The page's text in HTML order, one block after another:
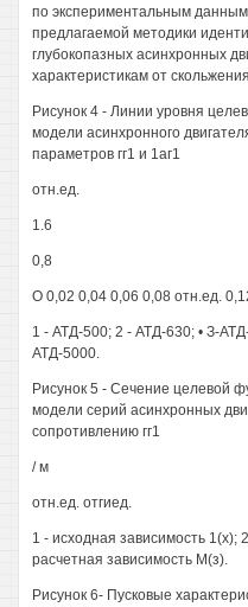
по экспериментальным
предлагаемой методики
глубокопазных асинхронных
характеристикам от
Рисунок 4 - Линии уровня
модели асинхронного
параметров гг1 и 1аг1
отн.ед.
1.6
0,8
О 0,02 0,04 0,06 0,08 отн.ед.
1 - АТД-500; 2 - АТД-630; • З-
АТД-5000.
Рисунок 5 - Сечение целевой
модели серий асинхронных
сопротивлению гг1
/ м
отн.ед. отгиед.
1 - исходная зависимость 1(х);
расчетная зависимость М(з).
Рисунок 6- Пусковые